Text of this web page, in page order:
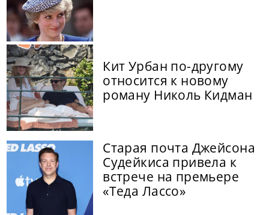
Кит Урбан по-другому
относится к новому
роману Николь Кидман
Старая почта Джейсона
Судейкиса привела к
встрече на премьере
«Теда Лассо»